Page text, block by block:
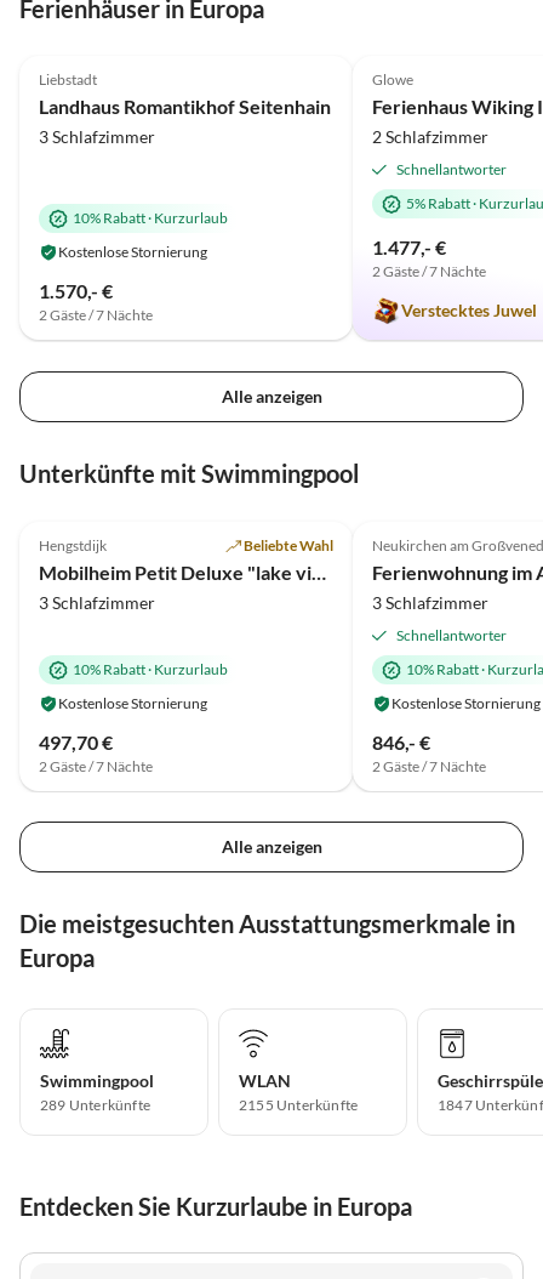
Ferienhäuser in Europa
Luxus
Liebstadt
Landhaus Romantikhof Seitenhain
3 Schlafzimmer
10% Rabatt· Kurzurlaub
Kostenlose Stornierung
1.570,- €
2 Gäste / 7 Nächte
Glowe
2 Schlafzimmer
Schnellantworter
5% Rabatt·
1.477,- €
2 Gäste / 7 Nächte
Verstecktes Juwel
Alle anzeigen
Unterkünfte mit Swimmingpool
Hengstdijk Beliebte Wahl
3 Schlafzimmer
10% Rabatt· Kurzurlaub
Kostenlose Stornierung
497,70 €
2 Gäste / 7 Nächte
Super-Gastgeber
Neukirchen am
3 Schlafzimmer
Schnellantworter
10% Rabatt·
Kostenlose Stornierung
846,- €
2 Gäste / 7 Nächte
Alle anzeigen
Die meistgesuchten Ausstattungsmerkmale in
Europa
Swimmingpool
289 Unterkünfte
WLAN
2155 Unterkünfte 1847
Entdecken Sie Kurzurlaube in Europa